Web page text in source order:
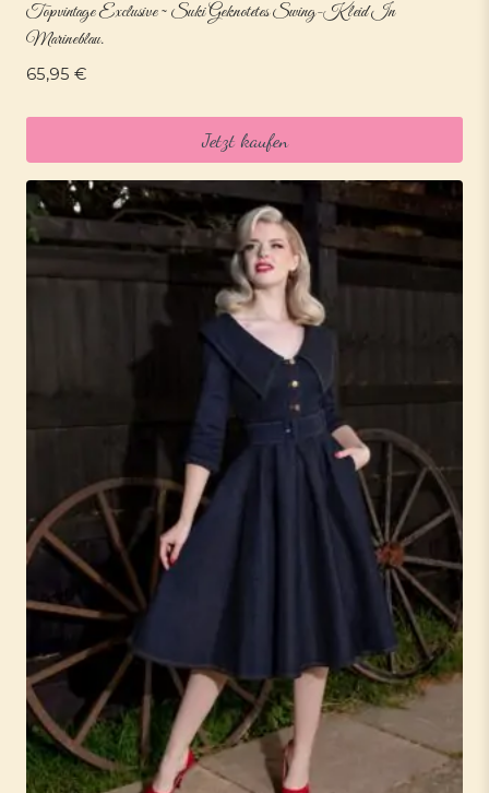
Topvintage Exclusive ~ Suki Geknotetes Swing-Kleid In
Marineblau.
65,95 €
Jetzt kaufen